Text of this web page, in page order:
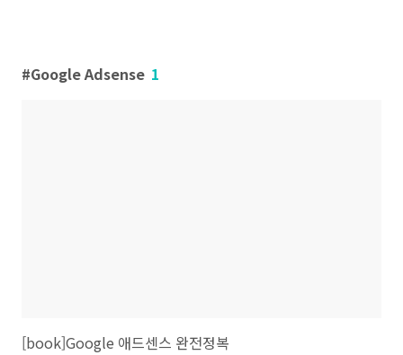
Google Adsense 1
[book]Google 애드센스 완전정복